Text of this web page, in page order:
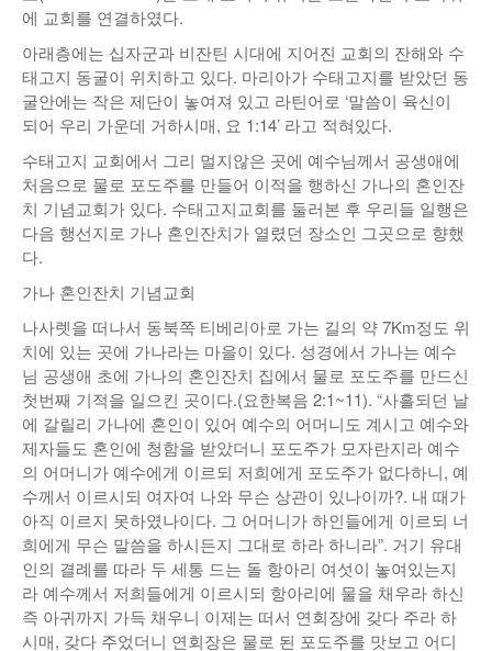
에 교회를 연결하였다.
아래층에는 십자군과 비잔틴 시대에 지어진 교회의 잔해와 수
태고지 동굴이 위치하고 있다. 마리아가 수태고지를 받았던 동
굴안에는 작은 제단이 놓여져 있고 라틴어로 ‘말씀이 육신이
되어 우리 가운데 거하시매, 요 1:14’ 라고 적혀있다.
수태고지 교회에서 그리 멀지않은 곳에 예수님께서 공생애에
처음으로 물로 포도주를 만들어 이적을 행하신 가나의 혼인잔
치 기념교회가 있다. 수태고지교회를 둘러본 후 우리들 일행은
다음 행선지로 가나 혼인잔치가 열렸던 장소인 그곳으로 향했
다.
가나 혼인잔치 기념교회
나사렛을 떠나서 동북쪽 티베리아로 가는 길의 약 7Km정도 위
치에 있는 곳에 가나라는 마을이 있다. 성경에서 가나는 예수
님 공생애 초에 가나의 혼인잔치 집에서 물로 포도주를 만드신
첫번째 기적을 일으킨 곳이다.(요한복음 2:1~11). “사흘되던 날
에 갈릴리 가나에 혼인이 있어 예수의 어머니도 계시고 예수와
제자들도 혼인에 청함을 받았더니 포도주가 모자란지라 예수
의 어머니가 예수에게 이르되 저희에게 포도주가 없다하니, 예
수께서 이르시되 여자여 나와 무슨 상관이 있나이까?. 내 때가
아직 이르지 못하였나이다. 그 어머니가 하인들에게 이르되 너
희에게 무슨 말씀을 하시든지 그대로 하라 하니라”. 거기 유대
인의 결례를 따라 두 세통 드는 돌 항아리 여섯이 놓여있는지
라 예수께서 저희들에게 이르시되 항아리에 물을 채우라 하신
즉 아귀까지 가득 채우니 이제는 떠서 연회장에 갖다 주라 하
시매, 갖다 주었더니 연회장은 물로 된 포도주를 맛보고 어디